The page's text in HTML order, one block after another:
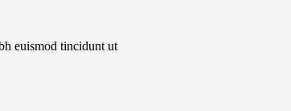
euismod tincidunt ut